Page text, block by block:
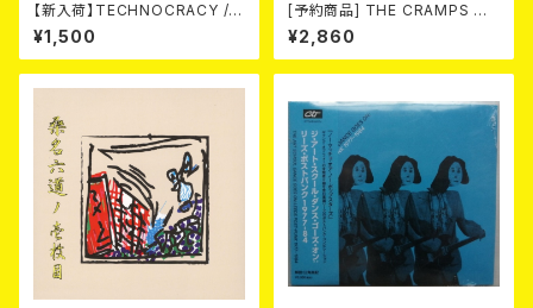
【新入荷】TECHNOCRACY /T
O HELL/THE END (7"EP)
¥1,500
[予約商品] THE CRAMPS ザ・
クランプス / Gravest Gravy
（墓場のごちそう）(CD) 2026.8
月下旬
¥2,860